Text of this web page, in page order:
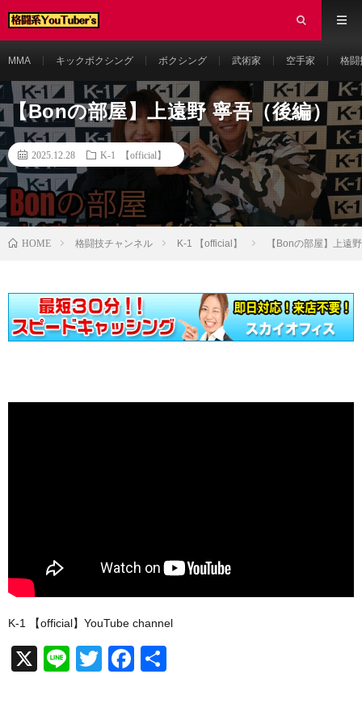
MMA キックボクシング ボクシング 武術家 空手家 格闘
【Bonの部屋】上遠野 寧吾（後編）
2025.12.28 K-1 【official】
HOME 格闘技チャンネル K-1 【official】 【Bonの部屋】上遠
K-1 【official】YouTube channel
X
Li
T
F